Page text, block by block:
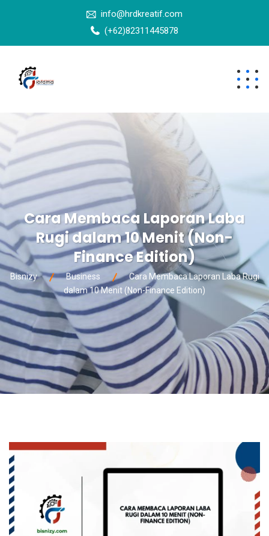
info@hrdkreatif.com
(+62)82311445878
Cara Membaca Laporan Laba
Rugi dalam 10 Menit (Non-
Finance Edition)
Bisnizy Business
Cara Membaca Laporan Laba Rugi
dalam 10 Menit (Non-Finance Edition)